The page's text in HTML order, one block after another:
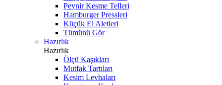
Peynir Kesme Telleri
Hamburger Pressleri
Küçük El Aletleri
Tümünü Gör
Hazırlık
Hazırlık
Ölçü Kaşıkları
Mutfak Tartıları
Kesim Levhaları